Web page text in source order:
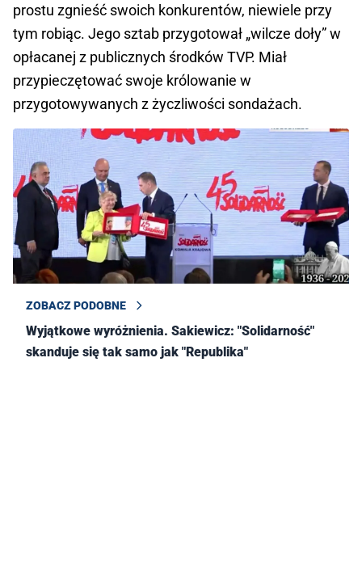
prostu zgnieść swoich konkurentów, niewiele przy
tym robiąc. Jego sztab przygotował „wilcze doły” w
opłacanej z publicznych środków TVP. Miał
przypieczętować swoje królowanie w
przygotowywanych z życzliwości sondażach.
ZOBACZ PODOBNE
Wyjątkowe wyróżnienia. Sakiewicz: "Solidarność"
skanduje się tak samo jak "Republika"